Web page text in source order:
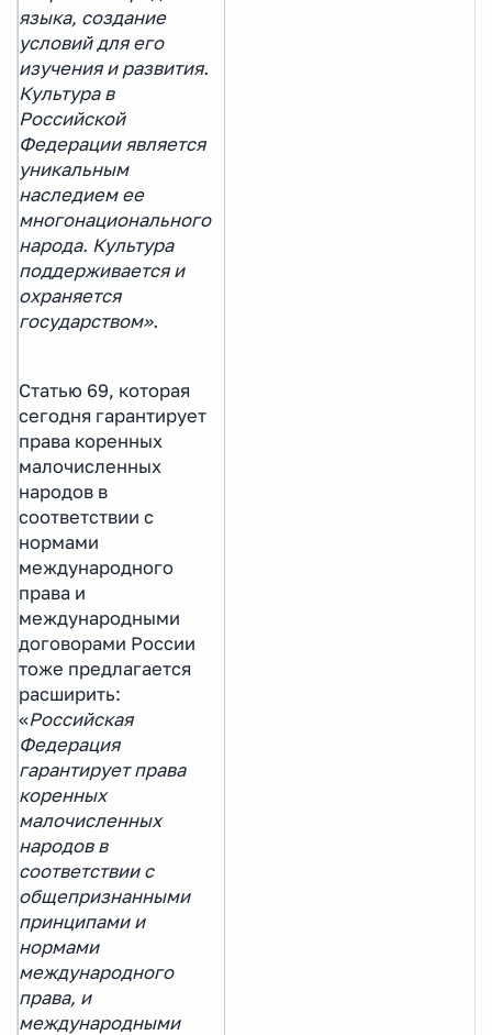
языка, создание
условий для его
изучения и развития.
Культура в
Российской
Федерации является
уникальным
наследием ее
многонационального
народа. Культура
поддерживается и
охраняется
государством».
Статью 69, которая
сегодня гарантирует
права коренных
малочисленных
народов в
соответствии с
нормами
международного
права и
международными
договорами России
тоже предлагается
расширить:
«Российская
Федерация
гарантирует права
коренных
малочисленных
народов в
соответствии с
общепризнанными
принципами и
нормами
международного
права, и
международными